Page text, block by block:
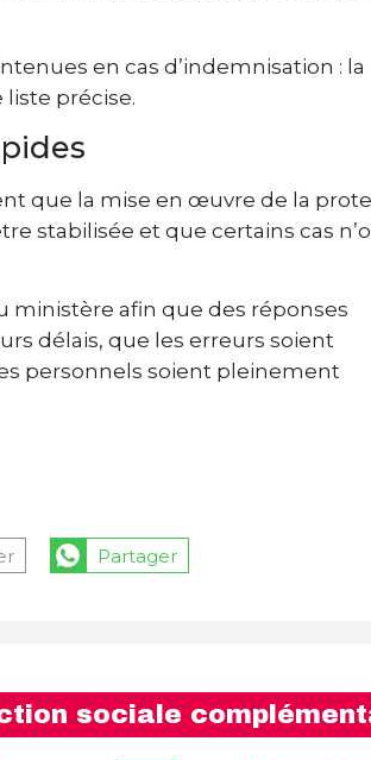
en cas d’indemnisation : la
liste précise.
que la mise en œuvre de la
stabilisée et que certains cas
ministère afin que des réponses
délais, que les erreurs soient
personnels soient pleinement
Partager
sociale